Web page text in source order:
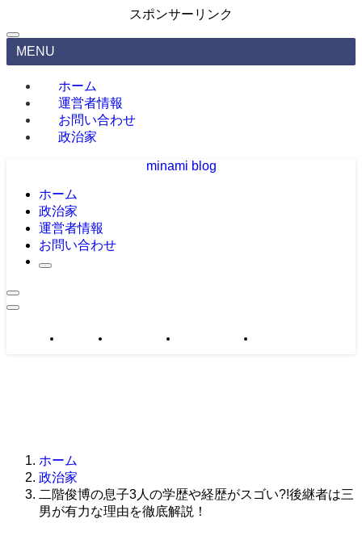
スポンサーリンク
MENU
ホーム
運営者情報
お問い合わせ
政治家
minami blog
ホーム
政治家
運営者情報
お問い合わせ
政治家 運営者情報 お問い合わせ
ホーム
政治家
二階俊博の息子3人の学歴や経歴がスゴい?!後継者は三
男が有力な理由を徹底解説！